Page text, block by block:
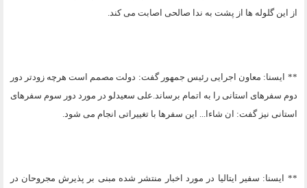
از این گلوله ها از پشت به ندا صالحی اصابت می کند.
** ایسنا: معاون اجرایی رئیس جمهور گفت: دولت مصمم است هرچه زودتر دور
دوم سفرهای استانی را به اتمام برساند.علی سعیدلو در مورد دور سوم سفرهای
استانی نیز گفت: ان شاءا... این سفرها با تغییراتی انجام می شود.
** ایسنا: سفیر ایتالیا در مورد اخبار منتشر شده مبنی بر پذیرش مجروحان در